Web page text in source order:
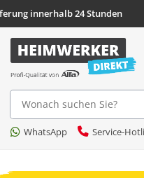
Lieferung innerhalb 24 Stunden
Suche
WhatsApp Service-